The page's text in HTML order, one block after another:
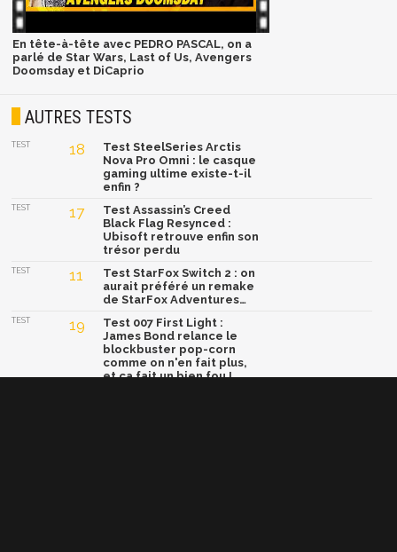
En tête-à-tête avec PEDRO PASCAL, on a
parlé de Star Wars, Last of Us, Avengers
Doomsday et DiCaprio
AUTRES TESTS
TEST 18
Test SteelSeries Arctis
Nova Pro Omni : le casque
gaming ultime existe-t-il
enfin ?
TEST 17
Test Assassin’s Creed
Black Flag Resynced :
Ubisoft retrouve enfin son
trésor perdu
TEST 11
Test StarFox Switch 2 : on
aurait préféré un remake
de StarFox Adventures…
TEST 19
Test 007 First Light :
James Bond relance le
blockbuster pop-corn
comme on n'en fait plus,
et ça fait un bien fou !